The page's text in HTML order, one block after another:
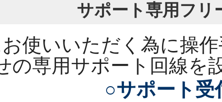
サポート専用フリ
使いいただく為に操
の専用サポート回線を
○サポート受